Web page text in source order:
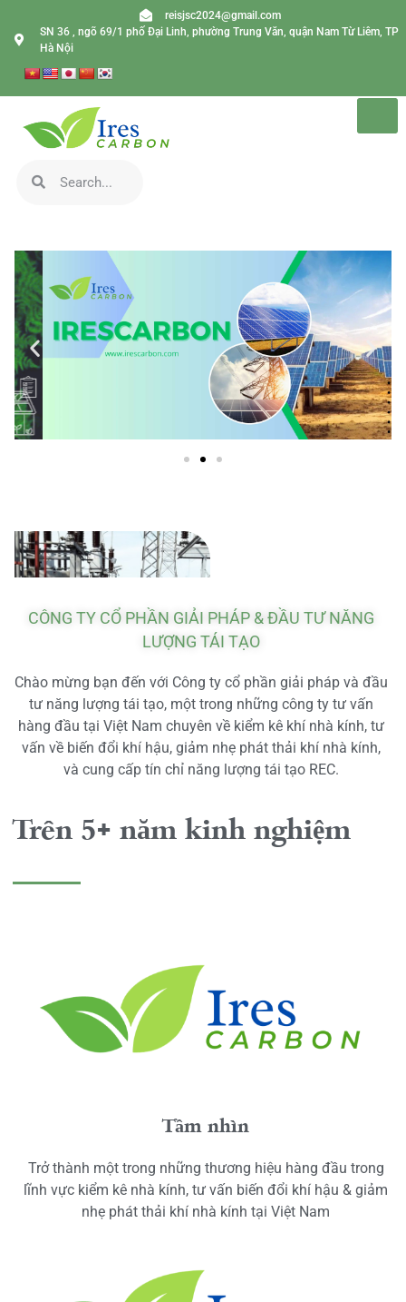
reisjsc2024@gmail.com
SN 36 , ngõ 69/1 phố Đại Linh, phường Trung Văn, quận Nam Từ Liêm, TP
Hà Nội
CÔNG TY CỔ PHẦN GIẢI PHÁP & ĐẦU TƯ NĂNG
LƯỢNG TÁI TẠO
Chào mừng bạn đến với Công ty cổ phần giải pháp và đầu
tư năng lượng tái tạo, một trong những công ty tư vấn
hàng đầu tại Việt Nam chuyên về kiểm kê khí nhà kính, tư
vấn về biến đổi khí hậu, giảm nhẹ phát thải khí nhà kính,
và cung cấp tín chỉ năng lượng tái tạo REC.
Trên 5+ năm kinh nghiệm
Tầm nhìn
Trở thành một trong những thương hiệu hàng đầu trong
lĩnh vực kiểm kê nhà kính, tư vấn biến đổi khí hậu & giảm
nhẹ phát thải khí nhà kính tại Việt Nam